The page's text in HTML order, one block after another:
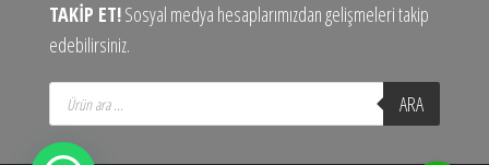
TAKİP ET!Sosyal medya hesaplarımızdan gelişmeleri takip
edebilirsiniz.
Products
search ARA